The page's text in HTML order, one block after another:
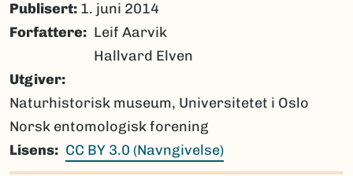
Publisert: 1. juni 2014
Forfattere
Leif Aarvik
Hallvard Elven
Utgiver
Naturhistorisk museum, Universitetet i Oslo
Norsk entomologisk forening
Lisens
CC BY 3.0 (Navngivelse)